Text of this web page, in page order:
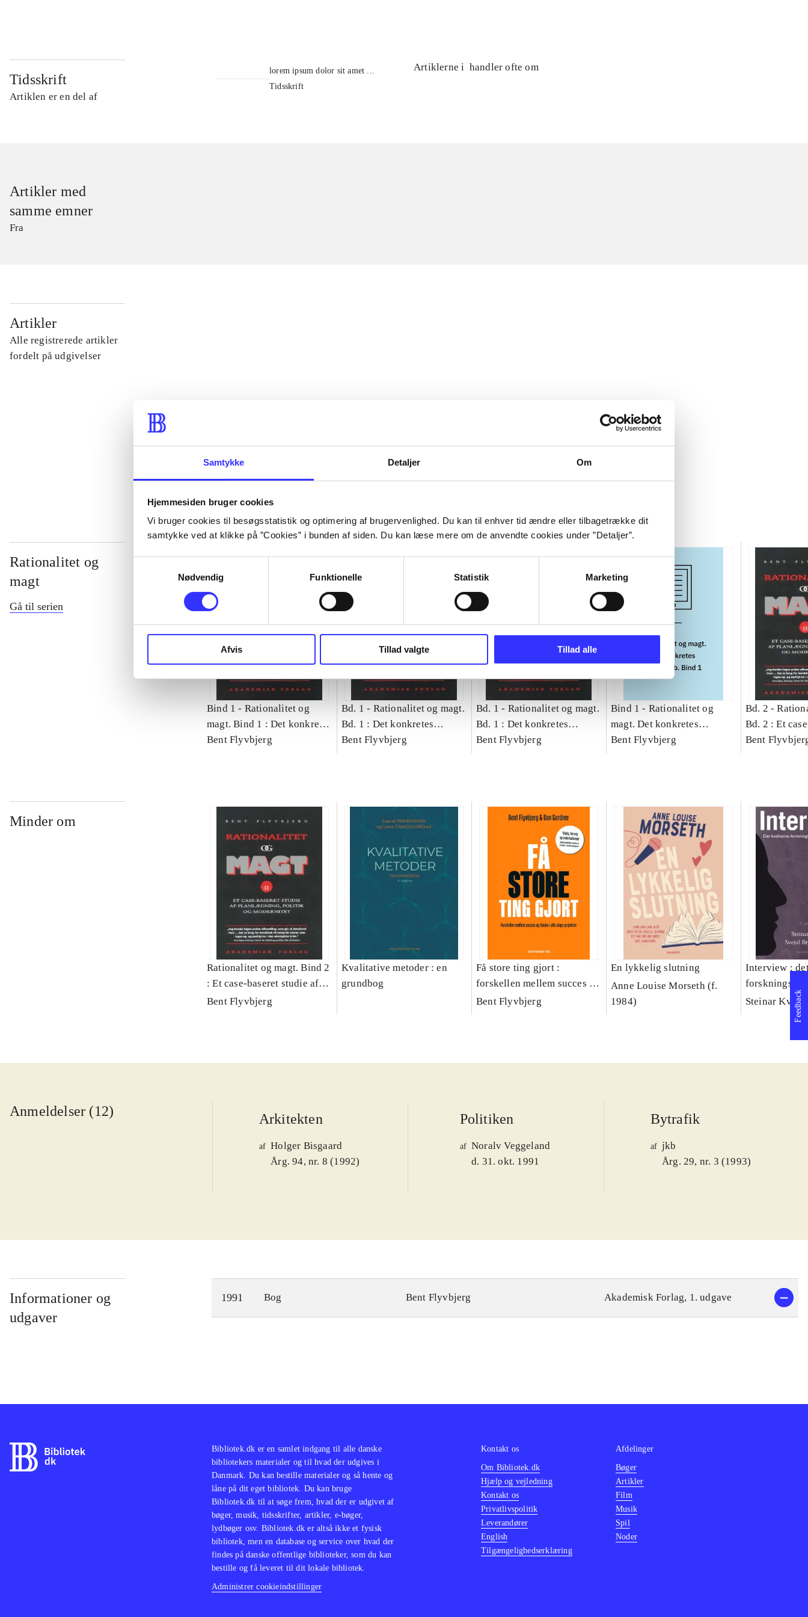
Samtykke Detaljer Om
Hjemmesiden bruger cookies
Vi bruger cookies til besøgsstatistik og optimering af brugervenlighed. Du kan til enhver tid ændre eller tilbagetrække dit
samtykke ved at klikke på ”Cookies” i bunden af siden. Du kan læse mere om de anvendte cookies under ”Detaljer”.
Nødvendig
Funktionelle Statistik Marketing
Afvis Tillad valgte Tillad alle
Tidsskrift
Artiklen er en del af
lorem ipsum dolor sit amet ...
Tidsskrift
Artiklerne i handler ofte om
Artikler med
samme emner
Fra
Artikler
Alle registrerede artikler
fordelt på udgivelser
Rationalitet og
magt
Gå til serien
Bind 1 - Rationalitet og
magt. Bind 1 : Det konkretes
videnskab
Bent Flyvbjerg
Bd. 1 - Rationalitet og magt.
Bd. 1 : Det konkretes
videnskab
Bent Flyvbjerg
Bd. 1 - Rationalitet og magt.
Bd. 1 : Det konkretes
videnskab
Bent Flyvbjerg
Bind 1 - Rationalitet og
magt. Det konkretes
videnskab. Bind 1
Bent Flyvbjerg
Bd. 2 -
Bd. 2 : Et
studie af
Bent
Minder om
Rationalitet og magt. Bind 2
: Et case-baseret studie af
planlægning, politik og
Bent Flyvbjerg
Kvalitative metoder : en
grundbog
Få store ting gjort :
forskellen mellem succes og
fiasko i alle slags projekter
Bent Flyvbjerg
En lykkelig slutning
Anne Louise Morseth (f.
1984)
Interview :
håndværk
Steinar Kvale
Anmeldelser (12) Arkitekten
af Holger Bisgaard
Årg. 94, nr. 8 (1992)
Politiken
af Noralv Veggeland
d. 31. okt. 1991
Bytrafik
af jkb
Årg. 29, nr. 3 (1993)
Informationer og
udgaver
1991 Bog Bent Flyvbjerg Akademisk Forlag, 1. udgave
Feedback
Bibliotek.dk er en samlet indgang til alle danske
bibliotekers materialer og til hvad der udgives i
Danmark. Du kan bestille materialer og så hente og
låne på dit eget bibliotek. Du kan bruge
Bibliotek.dk til at søge frem, hvad der er udgivet af
bøger, musik, tidsskrifter, artikler, e-bøger,
lydbøger osv. Bibliotek.dk er altså ikke et fysisk
bibliotek, men en database og service over hvad der
findes på danske offentlige biblioteker, som du kan
bestille og få leveret til dit lokale bibliotek.
Administrer cookieindstillinger
Kontakt os
Om Bibliotek.dk
Hjælp og vejledning
Kontakt os
Privatlivspolitik
Leverandører
English
Tilgængelighedserklæring
Afdelinger
Bøger
Artikler
Film
Musik
Spil
Noder